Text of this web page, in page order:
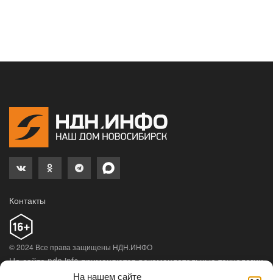
На нашем сайте
Контакты
© 2024 Все права защищены НДН.ИНФО
На сайте ndn.info применяются рекомендательные технологии
(информационные технологии предоставления информации